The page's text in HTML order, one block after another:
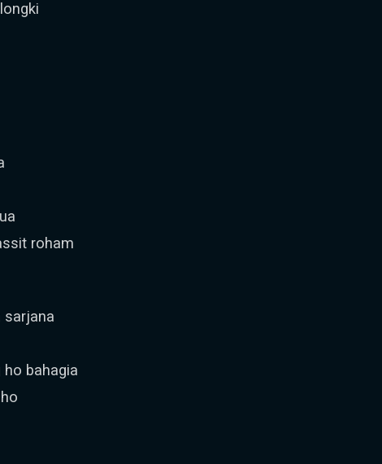
roham
sarjana
bahagia